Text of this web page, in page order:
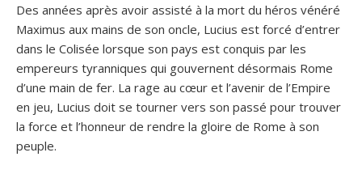
Des années après avoir assisté à la mort du héros vénéré
Maximus aux mains de son oncle, Lucius est forcé d’entrer
dans le Colisée lorsque son pays est conquis par les
empereurs tyranniques qui gouvernent désormais Rome
d’une main de fer. La rage au cœur et l’avenir de l’Empire
en jeu, Lucius doit se tourner vers son passé pour trouver
la force et l’honneur de rendre la gloire de Rome à son
peuple.